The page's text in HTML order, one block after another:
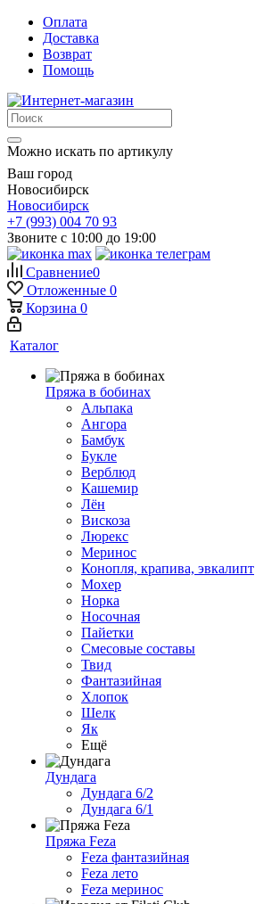
Оплата
Доставка
Возврат
Помощь
Можно искать по артикулу
Ваш город
Новосибирск
Новосибирск
+7 (993) 004 70 93
Звоните с 10:00 до 19:00
Сравнение0
Отложенные 0
Корзина 0
Каталог
Пряжа в бобинах
Альпака
Ангора
Бамбук
Букле
Верблюд
Кашемир
Лён
Вискоза
Люрекс
Меринос
Конопля, крапива, эвкалипт
Мохер
Норка
Носочная
Пайетки
Смесовые составы
Твид
Фантазийная
Хлопок
Шелк
Як
Ещё
Дундага
Дундага 6/2
Дундага 6/1
Пряжа Feza
Feza фантазийная
Feza лето
Feza меринос